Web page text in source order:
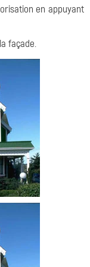
en appuyant
façade.